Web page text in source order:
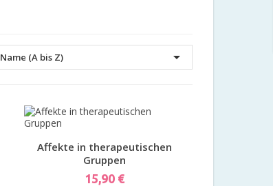
Name (A bis Z) 
Vorschau
Affekte in therapeutischen
Gruppen
Preis
15,90 €